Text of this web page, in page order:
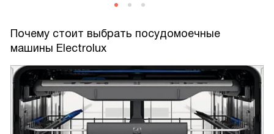
Почему стоит выбрать посудомоечные
машины Electrolux